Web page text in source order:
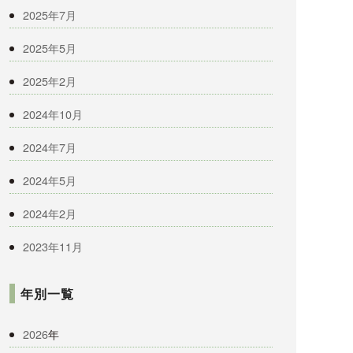
2025年7月
2025年5月
2025年2月
2024年10月
2024年7月
2024年5月
2024年2月
2023年11月
年別一覧
2026年